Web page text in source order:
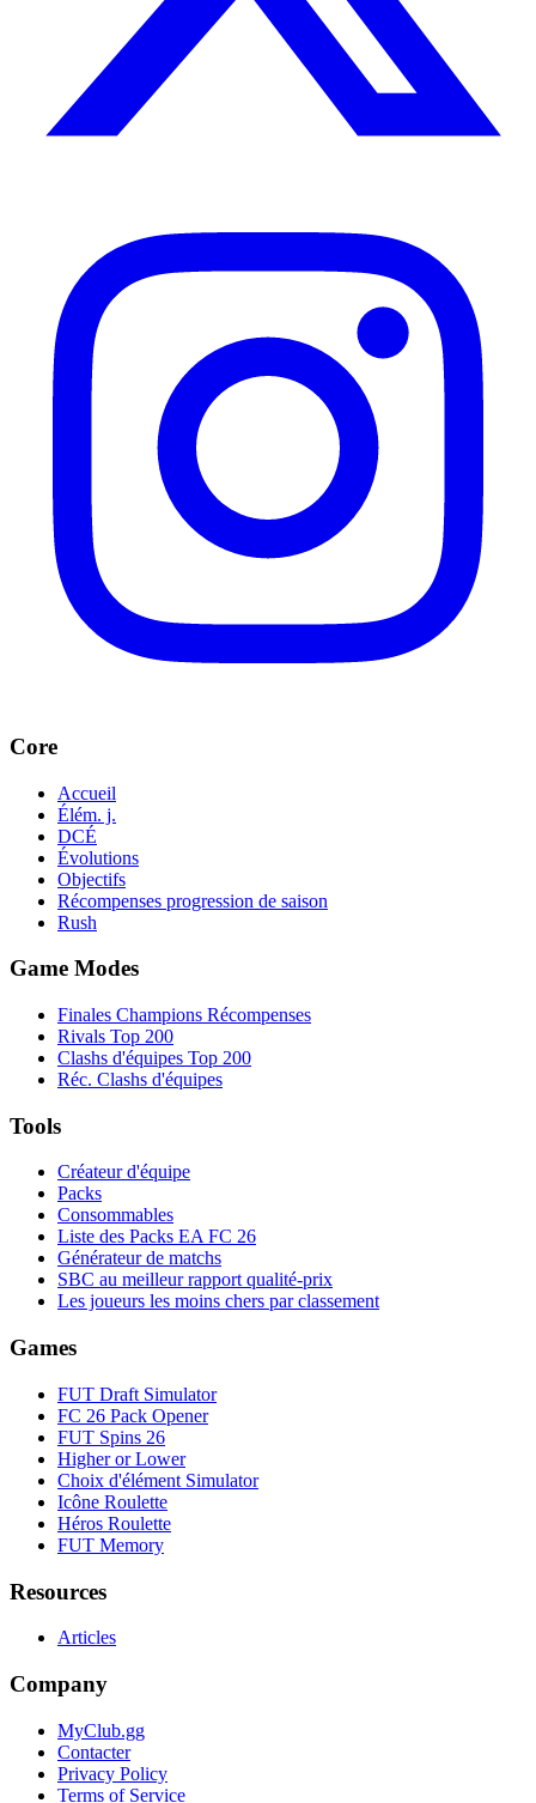
Core
Accueil
Élém. j.
DCÉ
Évolutions
Objectifs
Récompenses progression de saison
Rush
Game Modes
Finales Champions Récompenses
Rivals Top 200
Clashs d'équipes Top 200
Réc. Clashs d'équipes
Tools
Créateur d'équipe
Packs
Consommables
Liste des Packs EA FC 26
Générateur de matchs
SBC au meilleur rapport qualité-prix
Les joueurs les moins chers par classement
Games
FUT Draft Simulator
FC 26 Pack Opener
FUT Spins 26
Higher or Lower
Choix d'élément Simulator
Icône Roulette
Héros Roulette
FUT Memory
Resources
Articles
Company
MyClub.gg
Contacter
Privacy Policy
Terms of Service